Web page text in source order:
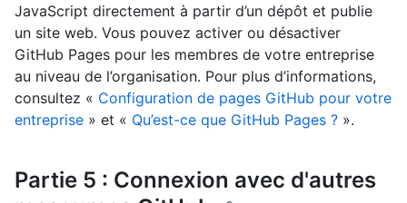
JavaScript directement à partir d’un dépôt et publie
un site web. Vous pouvez activer ou désactiver
GitHub Pages pour les membres de votre entreprise
au niveau de l’organisation. Pour plus d’informations,
consultez « Configuration de pages GitHub pour votre
entreprise » et « Qu’est-ce que GitHub Pages ? ».
Partie 5 : Connexion avec d'autres